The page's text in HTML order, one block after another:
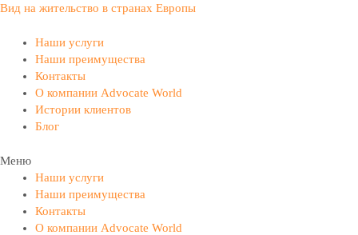
Вид на жительство в странах Европы
Наши услуги
Наши преимущества
Контакты
О компании Advocate World
Истории клиентов
Блог
Меню
Наши услуги
Наши преимущества
Контакты
О компании Advocate World